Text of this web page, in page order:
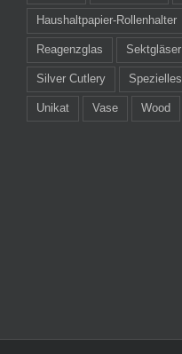
Haushaltpapier-Rollenhalter
Reagenzglas Sektgläser
Silver Cutlery Spezielles
Unikat Vase Wood